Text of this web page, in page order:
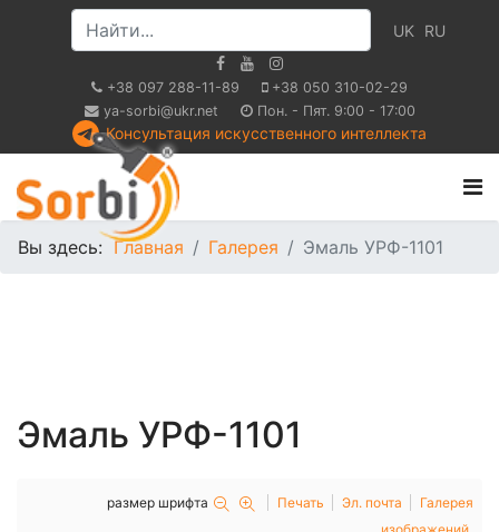
UK RU
+38 097 288-11-89
+38 050 310-02-29
ya-sorbi@ukr.net
Пон. - Пят. 9:00 - 17:00
Консультация искусственного интеллекта
Вы здесь:Главная Галерея Эмаль УРФ-1101
Эмаль УРФ-1101
размер шрифта Печать Эл. почта
Галерея